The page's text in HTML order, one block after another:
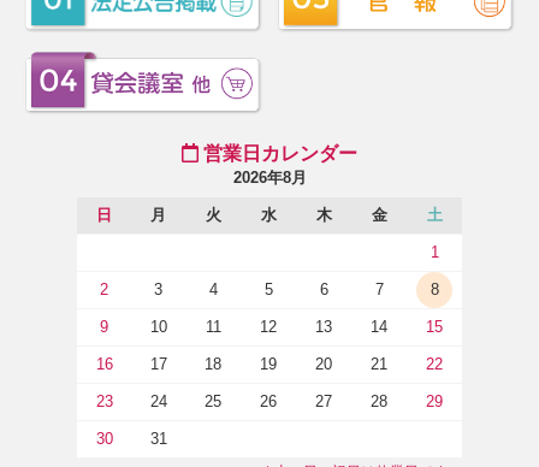
営業日カレンダー
2026年8月
日 月 火 水 木 金 土
1
2 3 4 5 6 7 8
9 10 11 12 13 14 15
16 17 18 19 20 21 22
23 24 25 26 27 28 29
30 31